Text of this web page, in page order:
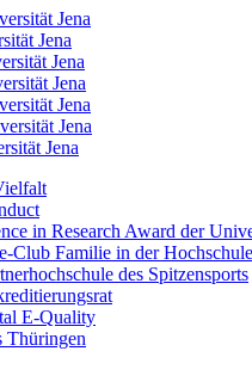
Jena
Jena
Jena
Jena
Jena
Jena
Jena
in Research Award der
Club Familie in der Hochschule
des Spitzensports
E-Quality
Thüringen